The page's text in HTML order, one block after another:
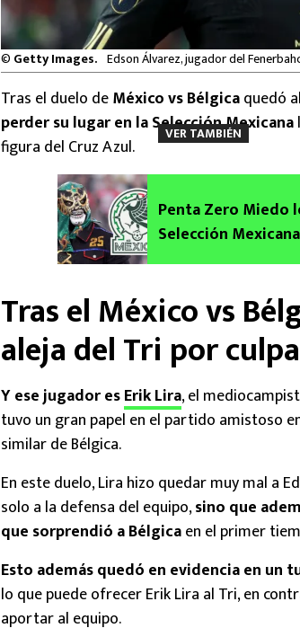
© Getty Images. Edson Álvarez, jugador del
Tras el duelo deMéxico vs Bélgicaquedó
perder su lugar en la Selección Mexicana
figura del Cruz Azul.
VER TAMBIÉN
Penta Zero Miedo
Selección
Tras el México vs
aleja del Tri por
Y ese jugador esErik Lira, el
tuvo un gran papel en el partido amistoso
similar de Bélgica.
En este duelo, Lira hizo quedar muy mal a
solo a la defensa del equipo,sino que
que sorprendió a Bélgicaen el primer
Esto además quedó en evidencia en un
lo que puede ofrecer Erik Lira al Tri, en
aportar al equipo.